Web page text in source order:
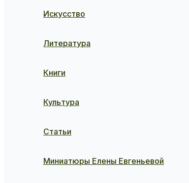
Искусство
Литература
Книги
Культура
Статьи
Миниатюры Елены Евгеньевой